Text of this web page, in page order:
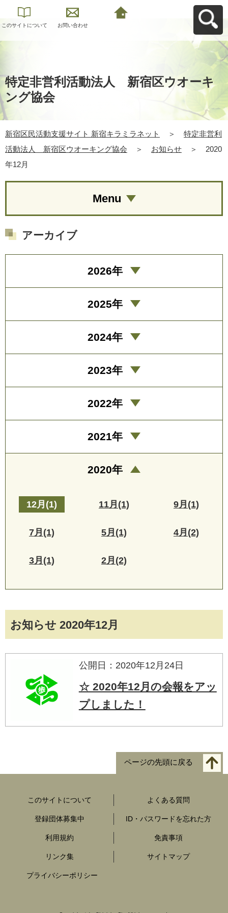
このサイトについて お問い合わせ
特定非営利活動法人 新宿区ウオーキ
ング協会
新宿区民活動支援サイト 新宿キラミラネット ＞
特定非営利
活動法人 新宿区ウオーキング協会
＞ お知らせ ＞
2020
年12月
お知らせ 2020年12月
公開日：2020年12月24日
☆ 2020年12月の会報をアッ
プしました！
Menu
アーカイブ
2026年
2025年
2024年
2023年
2022年
2021年
2020年
12月(1) 11月(1) 9月(1)
7月(1) 5月(1) 4月(2)
3月(1) 2月(2)
ページの先頭に戻る
このサイトについて よくある質問
登録団体募集中 ID・パスワードを忘れた方
利用規約 免責事項
リンク集 サイトマップ
プライバシーポリシー